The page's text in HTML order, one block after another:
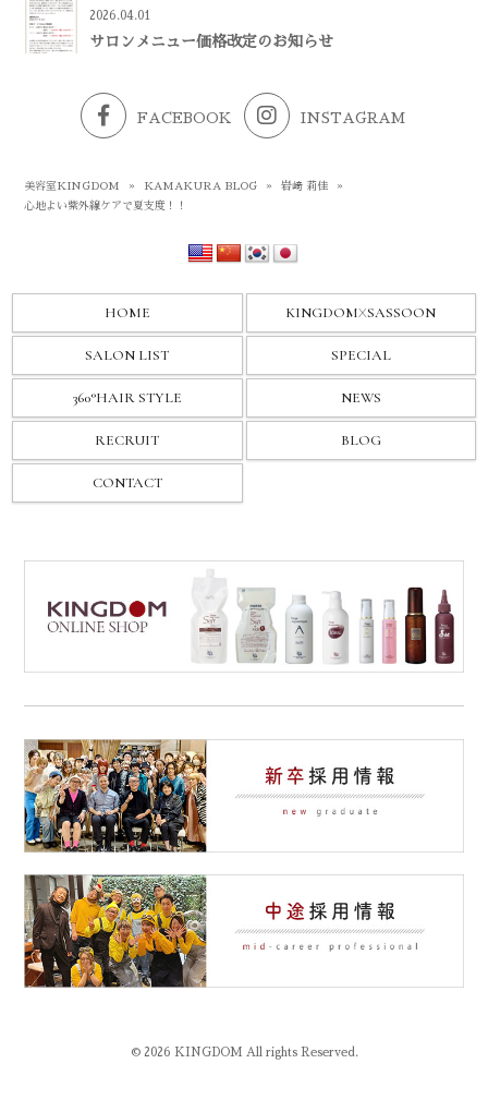
2026.04.01
サロンメニュー価格改定のお知らせ
FACEBOOK INSTAGRAM
美容室KINGDOM » KAMAKURA BLOG » 岩﨑 莉佳
»
心地よい紫外線ケアで夏支度！！
HOME KINGDOMXSASSOON
SALON LIST SPECIAL
360°HAIR STYLE NEWS
RECRUIT BLOG
CONTACT
© 2026 KINGDOM All rights Reserved.